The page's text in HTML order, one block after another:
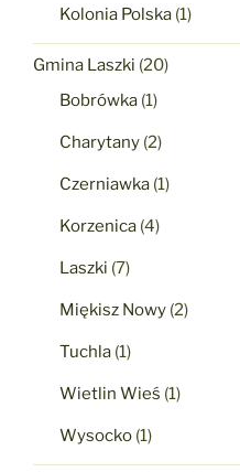
Kolonia Polska (1)
Gmina Laszki (20)
Bobrówka (1)
Charytany (2)
Czerniawka (1)
Korzenica (4)
Laszki (7)
Miękisz Nowy (2)
Tuchla (1)
Wietlin Wieś (1)
Wysocko (1)